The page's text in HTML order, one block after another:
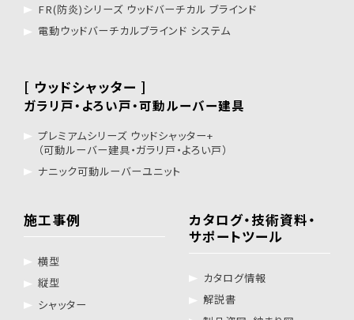
FR(防炎)シリーズ ウッドバーチカル ブラインド
電動ウッドバーチカルブラインド システム
[ ウッドシャッター ]
ガラリ戸・よろい戸・可動ルーバー建具
プレミアムシリーズ ウッドシャッター+
（可動ルーバー建具・ガラリ戸・よろい戸）
ナニック可動ルーバーユニット
施工事例
横型
縦型
シャッター
カタログ・技術資料・
サポートツール
カタログ情報
解説書